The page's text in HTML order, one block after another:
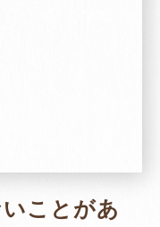
いことがあ